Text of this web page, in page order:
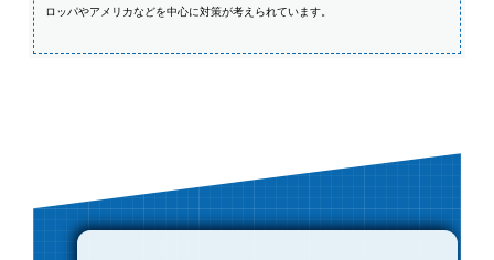
ロッパやアメリカなどを中心に対策が考えられています。